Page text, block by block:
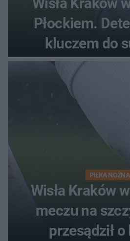
Płockiem.
kluczem do
PIŁKA NOŻNA
Wisła Kraków
meczu na
przesądził